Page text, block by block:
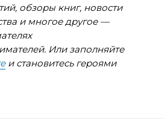
обзоры книг, новости
и многое другое —
Или заполняйте
и становитесь героями